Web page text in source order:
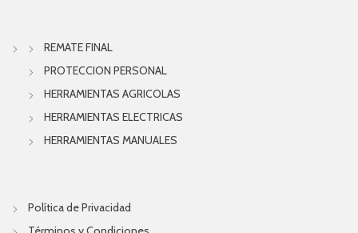
REMATE FINAL
PROTECCION PERSONAL
HERRAMIENTAS AGRICOLAS
HERRAMIENTAS ELECTRICAS
HERRAMIENTAS MANUALES
Política de Privacidad